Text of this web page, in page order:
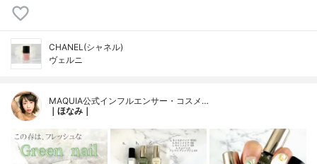
CHANEL(シャネル)
ヴェルニ
MAQUIA公式インフルエンサー・コスメ…
｜ほなみ｜